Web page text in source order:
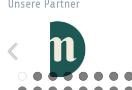
Unsere Partner